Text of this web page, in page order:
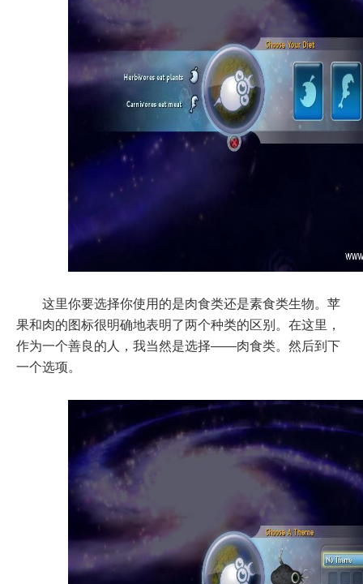
这里你要选择你使用的是肉食类还是素食类生物。苹
果和肉的图标很明确地表明了两个种类的区别。在这里，
作为一个善良的人，我当然是选择——肉食类。然后到下
一个选项。